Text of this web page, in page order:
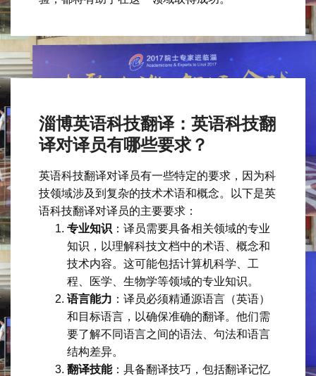
淄博英语科技翻译：英语科技翻
译对译员有哪些要求？
英语科技翻译对译员有一些特定的要求，因为科
技领域涉及到复杂的技术术语和概念。以下是英
语科技翻译对译员的主要要求：
专业知识 ：译员需要具备相关领域的专业
知识，以理解科技文档中的术语、概念和
技术内容。这可能包括计算机科学、工
程、医学、生物学等领域的专业知识。
语言能力 ：译员必须精通源语言（英语）
和目标语言，以确保准确的翻译。他们需
要了解不同语言之间的语法、句法和语言
结构差异。
翻译技能：具备翻译技巧，包括翻译记忆